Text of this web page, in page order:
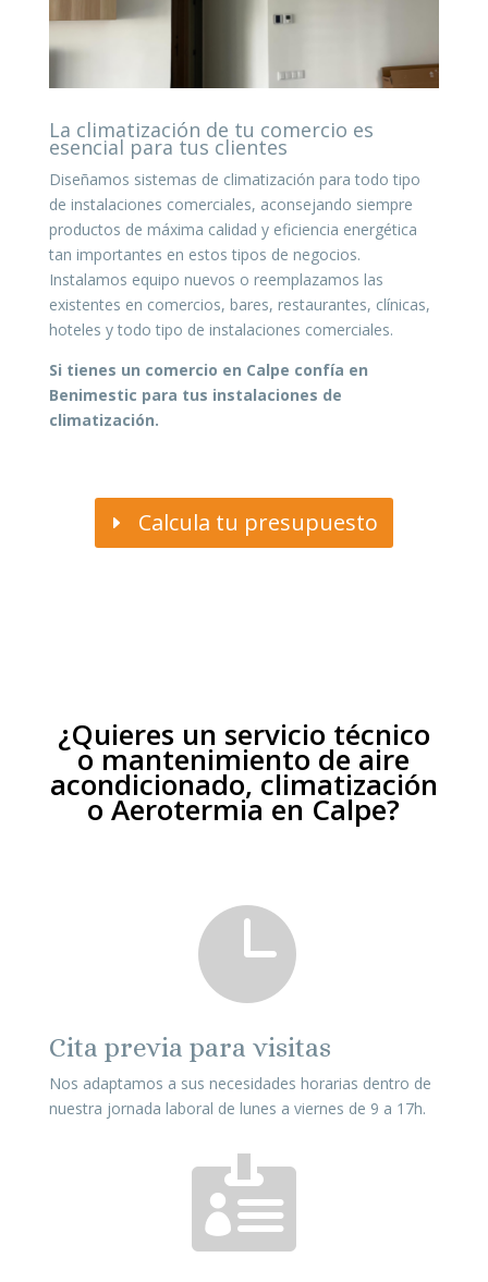
La climatización de tu comercio es
esencial para tus clientes
Diseñamos sistemas de climatización para todo tipo
de instalaciones comerciales, aconsejando siempre
productos de máxima calidad y eficiencia energética
tan importantes en estos tipos de negocios.
Instalamos equipo nuevos o reemplazamos las
existentes en comercios, bares, restaurantes, clínicas,
hoteles y todo tipo de instalaciones comerciales.
Si tienes un comercio en Calpe confía en
Benimestic para tus instalaciones de
climatización.
Calcula tu presupuesto
¿Quieres un servicio técnico
o mantenimiento de aire
acondicionado, climatización
o Aerotermia en Calpe?

Cita previa para visitas
Nos adaptamos a sus necesidades horarias dentro de
nuestra jornada laboral de lunes a viernes de 9 a 17h.
